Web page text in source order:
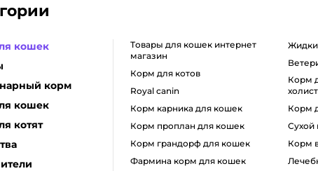
кошек
корм
кошек
котят
товары для кошек интернет
магазин
корм для котов
royal canin
корм карника для кошек
корм проплан для кошек
корм грандорф для кошек
фармина корм для кошек
корм для кошек класса
корм
корм